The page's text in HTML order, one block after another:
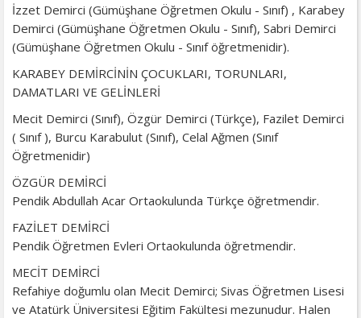
İzzet Demirci (Gümüşhane Öğretmen Okulu - Sınıf) , Karabey
Demirci (Gümüşhane Öğretmen Okulu - Sınıf), Sabri Demirci
(Gümüşhane Öğretmen Okulu - Sınıf öğretmenidir).
KARABEY DEMİRCİNİN ÇOCUKLARI, TORUNLARI,
DAMATLARI VE GELİNLERİ
Mecit Demirci (Sınıf), Özgür Demirci (Türkçe), Fazilet Demirci
( Sınıf ), Burcu Karabulut (Sınıf), Celal Ağmen (Sınıf
Öğretmenidir)
ÖZGÜR DEMİRCİ
Pendik Abdullah Acar Ortaokulunda Türkçe öğretmendir.
FAZİLET DEMİRCİ
Pendik Öğretmen Evleri Ortaokulunda öğretmendir.
MECİT DEMİRCİ
Refahiye doğumlu olan Mecit Demirci; Sivas Öğretmen Lisesi
ve Atatürk Üniversitesi Eğitim Fakültesi mezunudur. Halen